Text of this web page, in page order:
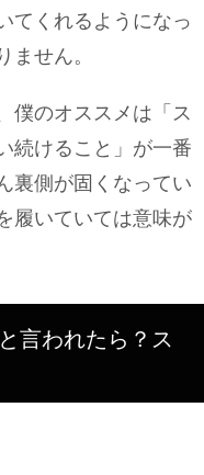
うして？その心理を紹介
いを傷つけることなく断る
違反をした際の免許のア
てくれるようになっ
ません。
僕のオススメは「ス
続けること」が一番
裏側が固くなってい
履いていては意味が
言われたら？ス